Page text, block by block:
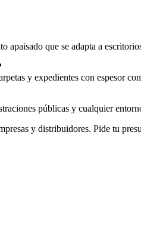
que se adapta a
y expedientes con espesor
públicas y cualquier
y distribuidores. Pide tu